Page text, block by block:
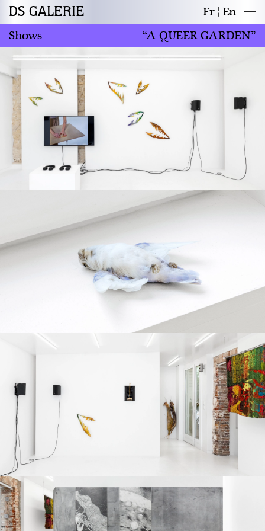
DS GALERIE Fr
En
Shows
“A QUEER GARDEN”